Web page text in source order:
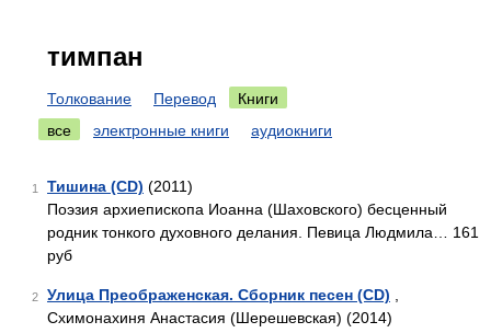
тимпан
Толкование Перевод
Книги
все
электронные книги аудиокниги
1 Тишина (CD) (2011)
Поэзия архиепископа Иоанна (Шаховского) бесценный
родник тонкого духовного делания. Певица Людмила… 161
руб
2 Улица Преображенская. Сборник песен (CD)
Схимонахиня Анастасия (Шерешевская) (2014)